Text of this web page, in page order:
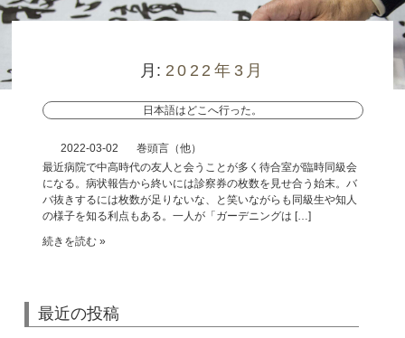
月: 2022年3月
日本語はどこへ行った。
2022-03-02
巻頭言（他）
最近病院で中高時代の友人と会うことが多く待合室が臨時同級会
になる。病状報告から終いには診察券の枚数を見せ合う始末。バ
バ抜きするには枚数が足りないな、と笑いながらも同級生や知人
の様子を知る利点もある。一人が「ガーデニングは […]
続きを読む »
最近の投稿